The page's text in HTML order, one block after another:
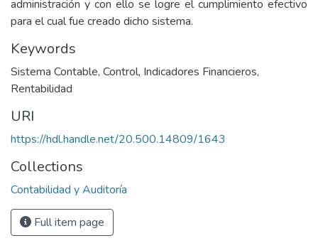
administración y con ello se logre el cumplimiento efectivo
para el cual fue creado dicho sistema.
Keywords
Sistema Contable, Control, Indicadores Financieros,
Rentabilidad
URI
https://hdl.handle.net/20.500.14809/1643
Collections
Contabilidad y Auditoría
Full item page